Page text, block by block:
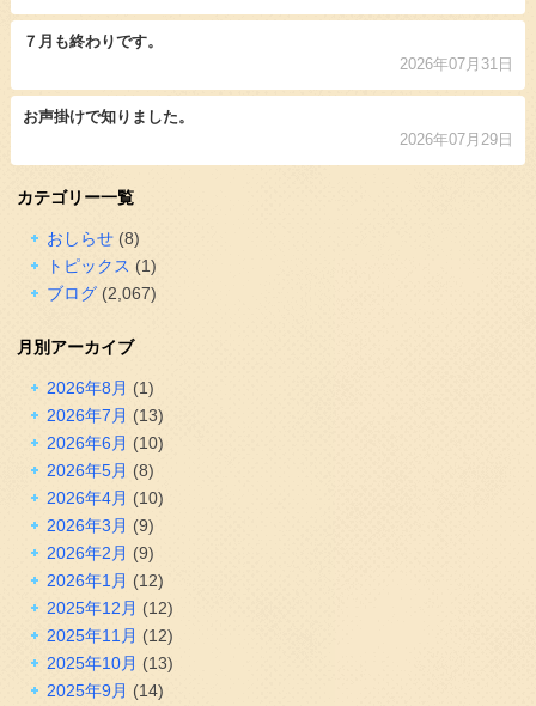
７月も終わりです。
2026年07月31日
お声掛けで知りました。
2026年07月29日
カテゴリー一覧
おしらせ(8)
トピックス (1)
ブログ(2,067)
月別アーカイブ
2026年8月 (1)
2026年7月 (13)
2026年6月 (10)
2026年5月 (8)
2026年4月 (10)
2026年3月 (9)
2026年2月 (9)
2026年1月 (12)
2025年12月 (12)
2025年11月 (12)
2025年10月 (13)
2025年9月 (14)